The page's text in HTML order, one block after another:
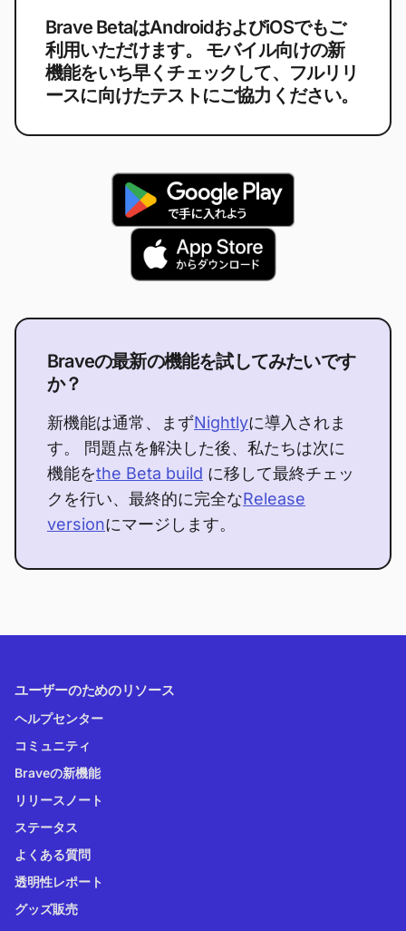
Brave BetaはAndroidおよびiOSでもご
利用いただけます。 モバイル向けの新
機能をいち早くチェックして、フルリリ
ースに向けたテストにご協力ください。
Braveの最新の機能を試してみたいです
か？
新機能は通常、まずNightlyに導入されま
す。 問題点を解決した後、私たちは次に
機能をthe Beta build に移して最終チェッ
クを行い、最終的に完全なRelease
versionにマージします。
ユーザーのためのリソース
ヘルプセンター
コミュニティ
Braveの新機能
リリースノート
ステータス
よくある質問
透明性レポート
グッズ販売